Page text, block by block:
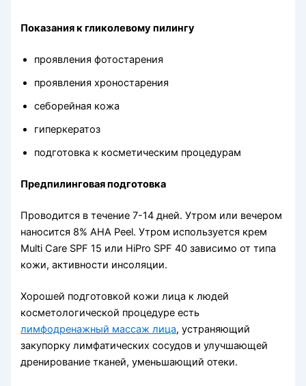
Показания к гликолевому пилингу
проявления фотостарения
проявления хроностарения
себорейная кожа
гиперкератоз
подготовка к косметическим процедурам
Предпилинговая подготовка
Проводится в течение 7-14 дней. Утром или вечером
наносится 8% АНA Peel. Утром используется крем
Multi Care SPF 15 или HiPro SPF 40 зависимо от типа
кожи, активности инсоляции.
Хорошей подготовкой кожи лица к людей
косметологической процедуре есть
лимфодренажный массаж лица, устраняющий
закупорку лимфатических сосудов и улучшающей
дренирование тканей, уменьшающий отеки.